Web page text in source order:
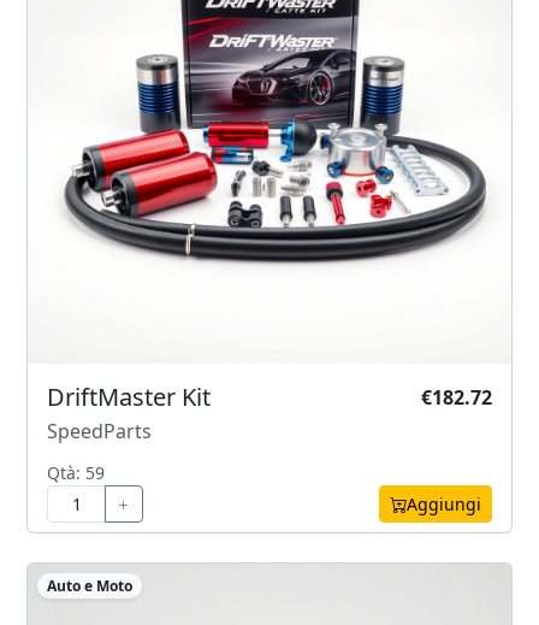
DriftMaster Kit
SpeedParts
€182.72
Qtà: 59
Aggiungi
Auto e Moto